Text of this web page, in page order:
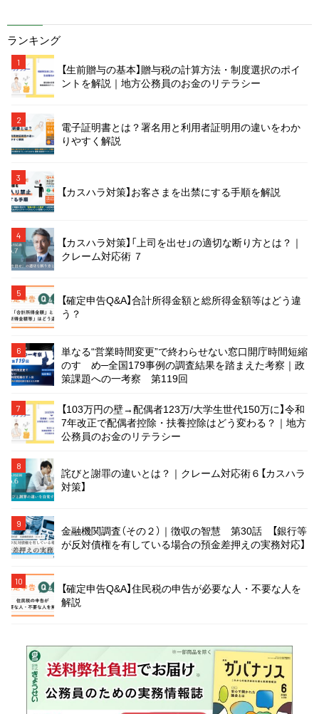
ランキング
1
【生前贈与の基本】贈与税の計算方法・制度選択のポイ
ントを解説｜地方公務員のお金のリテラシー
2
電子証明書とは？署名用と利用者証明用の違いをわか
りやすく解説
3
【カスハラ対策】お客さまを出禁にする手順を解説
4
【カスハラ対策】「上司を出せ」の適切な断り方とは？｜
クレーム対応術 ７
5
【確定申告Q&A】合計所得金額と総所得金額等はどう違
う？
6
単なる“営業時間変更”で終わらせない窓口開庁時間短縮
のすゝめ─全国179事例の調査結果を踏まえた考察｜政
策課題への一考察 第119回
7
【103万円の壁→配偶者123万/大学生世代150万に】令和
7年改正で配偶者控除・扶養控除はどう変わる？｜地方
公務員のお金のリテラシー
8
詫びと謝罪の違いとは？｜クレーム対応術６【カスハラ
対策】
9
金融機関調査（その２）｜徴収の智慧 第30話 【銀行等
が反対債権を有している場合の預金差押えの実務対応】
10
【確定申告Q&A】住民税の申告が必要な人・不要な人を
解説